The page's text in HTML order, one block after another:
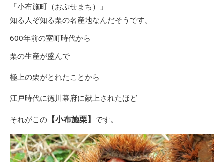
「小布施町（おぶせまち）」
知る人ぞ知る栗の名産地なんだそうです。
600年前の室町時代から
栗の生産が盛んで
極上の栗がとれたことから
江戸時代に徳川幕府に献上されたほど
それがこの 【小布施栗】 です。